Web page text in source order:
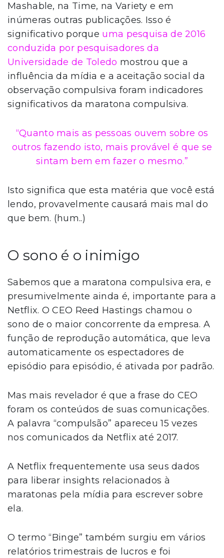
Mashable, na Time, na Variety e em
inúmeras outras publicações. Isso é
significativo porque uma pesquisa de 2016
conduzida por pesquisadores da
Universidade de Toledo mostrou que a
influência da mídia e a aceitação social da
observação compulsiva foram indicadores
significativos da maratona compulsiva.
“Quanto mais as pessoas ouvem sobre os
outros fazendo isto, mais provável é que se
sintam bem em fazer o mesmo.”
Isto significa que esta matéria que você está
lendo, provavelmente causará mais mal do
que bem. (hum..)
O sono é o inimigo
Sabemos que a maratona compulsiva era, e
presumivelmente ainda é, importante para a
Netflix. O CEO Reed Hastings chamou o
sono de o maior concorrente da empresa. A
função de reprodução automática, que leva
automaticamente os espectadores de
episódio para episódio, é ativada por padrão.
Mas mais revelador é que a frase do CEO
foram os conteúdos de suas comunicações.
A palavra “compulsão” apareceu 15 vezes
nos comunicados da Netflix até 2017.
A Netflix frequentemente usa seus dados
para liberar insights relacionados à
maratonas pela mídia para escrever sobre
ela.
O termo “Binge” também surgiu em vários
relatórios trimestrais de lucros e foi